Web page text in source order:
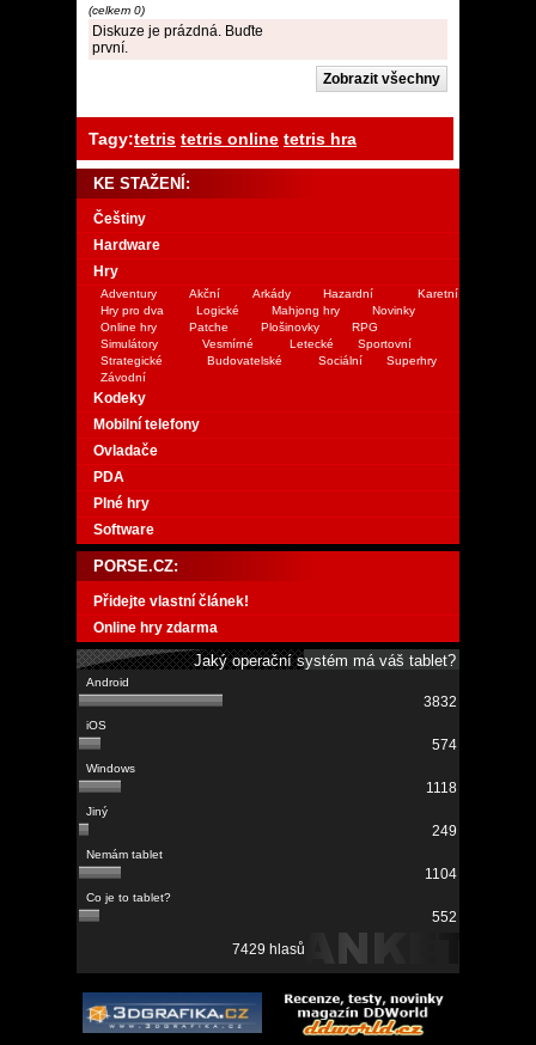
(celkem 0)
Diskuze je prázdná. Buďte
první.
Tagy:tetris tetris online tetris hra
KE STAŽENÍ:
Češtiny
Hardware
Hry
Adventury Akční Arkády Hazardní
Karetní
Hry pro dva
Logické Mahjong hry
Novinky
Online hry
Patche Plošinovky
RPG
Simulátory
Vesmírné Letecké
Sportovní
Strategické
Budovatelské Sociální
Superhry
Závodní
Kodeky
Mobilní telefony
Ovladače
PDA
Plné hry
Software
PORSE.CZ:
Přidejte vlastní článek!
Online hry zdarma
Jaký operační systém má váš tablet?
3832
574
1118
249
1104
552
7429 hlasů